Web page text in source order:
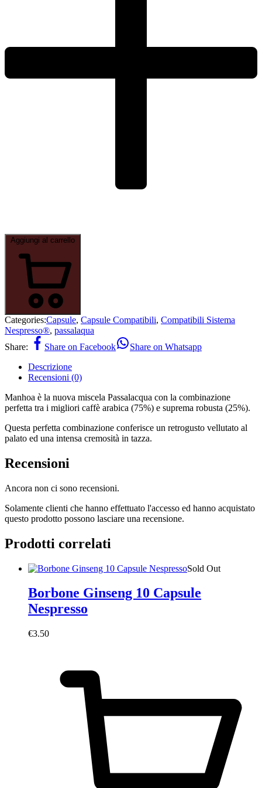
Aggiungi al carrello
Categories:Capsule, Capsule Compatibili, Compatibili Sistema
Nespresso®, passalaqua
Share:
Share on Facebook
Share on Whatsapp
Descrizione
Recensioni (0)
Manhoa è la nuova miscela Passalacqua con la combinazione
perfetta tra i migliori caffè arabica (75%) e suprema robusta (25%).
Questa perfetta combinazione conferisce un retrogusto vellutato al
palato ed una intensa cremosità in tazza.
Recensioni
Ancora non ci sono recensioni.
Solamente clienti che hanno effettuato l'accesso ed hanno acquistato
questo prodotto possono lasciare una recensione.
Prodotti correlati
Sold Out
Borbone Ginseng 10 Capsule
Nespresso
€3.50